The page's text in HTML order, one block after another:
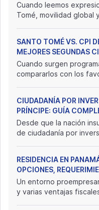
Cuando leemos
Tomé, movilidad global
SANTO TOMÉ VS. CPI
MEJORES SEGUNDAS
Cuando surgen
compararlos con los
CIUDADANÍA POR
PRÍNCIPE: GUÍA
Desde que la nación
de ciudadanía por
RESIDENCIA EN
OPCIONES,
Un entorno
y varias ventajas